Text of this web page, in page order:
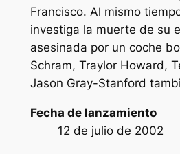
Francisco. Al mismo
investiga la muerte de su
asesinada por un coche
Schram, Traylor Howard,
Jason Gray-Stanford
Fecha de lanzamiento
12 de julio de 2002